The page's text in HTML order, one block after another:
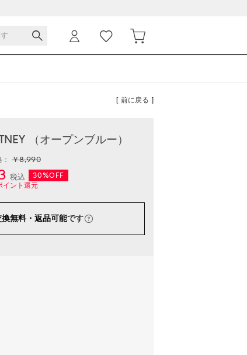
[ 前に戻る ]
（オープンブルー）
：￥8,990
税込
30%OFF
イント還元
無料・返品可能です